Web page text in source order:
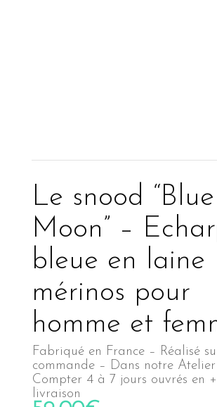
Le snood “Blue
Moon” –
bleue en laine
mérinos pour
homme et
Fabriqué en France – Réalisé
commande – Dans notre
Compter 4 à 7 jours ouvrés en
livraison